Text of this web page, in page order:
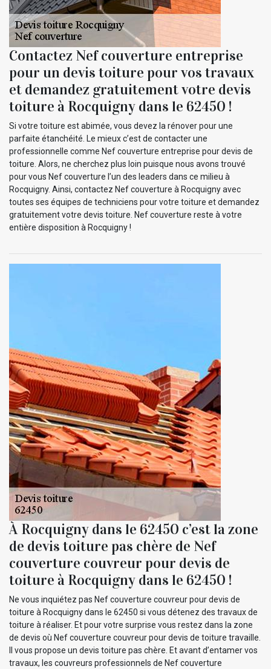
Contactez Nef couverture entreprise
pour un devis toiture pour vos travaux
et demandez gratuitement votre devis
toiture à Rocquigny dans le 62450 !
Si votre toiture est abimée, vous devez la rénover pour une
parfaite étanchéité. Le mieux c’est de contacter une
professionnelle comme Nef couverture entreprise pour devis de
toiture. Alors, ne cherchez plus loin puisque nous avons trouvé
pour vous Nef couverture l’un des leaders dans ce milieu à
Rocquigny. Ainsi, contactez Nef couverture à Rocquigny avec
toutes ses équipes de techniciens pour votre toiture et demandez
gratuitement votre devis toiture. Nef couverture reste à votre
entière disposition à Rocquigny !
À Rocquigny dans le 62450 c’est la zone
de devis toiture pas chère de Nef
couverture couvreur pour devis de
toiture à Rocquigny dans le 62450 !
Ne vous inquiétez pas Nef couverture couvreur pour devis de
toiture à Rocquigny dans le 62450 si vous détenez des travaux de
toiture à réaliser. Et pour votre surprise vous restez dans la zone
de devis où Nef couverture couvreur pour devis de toiture travaille.
Il vous propose un devis toiture pas chère. Et avant d’entamer vos
travaux, les couvreurs professionnels de Nef couverture